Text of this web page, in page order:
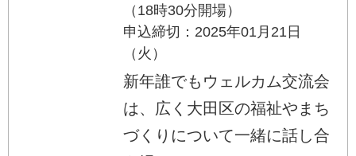
（18時30分開場）
申込締切：2025年01月21日
（火）
新年誰でもウェルカム交流会
は、広く大田区の福祉やまち
づくりについて一緒に話し合